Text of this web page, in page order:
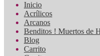
Inicio
Acrílicos
Arcanos
Benditos ! Muertos de
Blog
Carrito